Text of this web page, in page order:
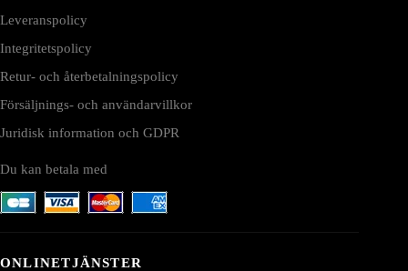
Leveranspolicy
Integritetspolicy
Retur- och återbetalningspolicy
Försäljnings- och användarvillkor
Juridisk information och GDPR
Du kan betala med
ONLINETJÄNSTER